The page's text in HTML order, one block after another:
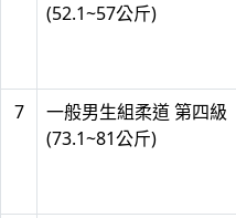
(52.1~57公斤)
7
一般男生組柔道 第四級
(73.1~81公斤)